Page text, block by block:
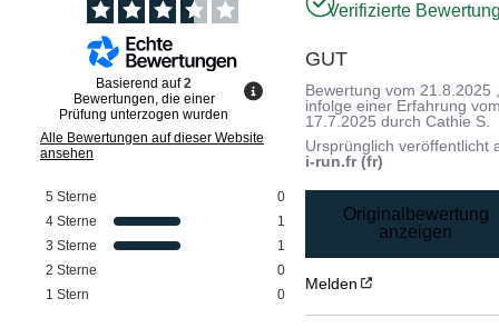
Basierend auf2
Bewertungen, die einer
Prüfung unterzogen wurden
Alle Bewertungen auf dieser Website
ansehen
5 Sterne
0
4 Sterne
1
3 Sterne
1
2 Sterne
0
1 Stern 0
Verifizierte
GUT
Bewertung vom 21.8.2025
infolge einer Erfahrung
17.7.2025 durchCathie S.
Ursprünglich veröffentlicht
i-run.fr (fr)
Originalbewertung
anzeigen
Melden